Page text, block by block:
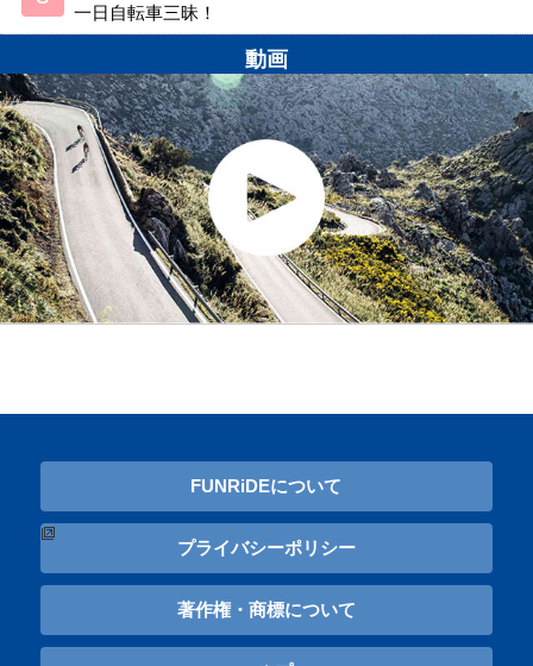
一日自転車三昧！
動画
FUNRiDEについて
プライバシーポリシー
著作権・商標について